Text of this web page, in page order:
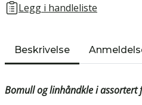
Legg i handleliste
Beskrivelse
Bomull og linhåndkle i assortert